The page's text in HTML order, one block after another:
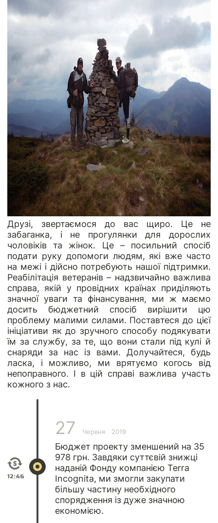
Друзі, звертаємося до вас щиро. Це не
забаганка, і не прогулянки для дорослих
чоловіків та жінок. Це – посильний спосіб
подати руку допомоги людям, які вже часто
на межі і дійсно потребують нашої підтримки.
Реабілітація ветеранів – надзвичайно важлива
справа, якій у провідних країнах приділяють
значної уваги та фінансування, ми ж маємо
досить бюджетний спосіб вирішити цю
проблему малими силами. Поставтеся до цієї
ініціативи як до зручного способу подякувати
їм за службу, за те, що вони стали під кулі й
снаряди за нас із вами. Долучайтеся, будь
ласка, і можливо, ми врятуємо когось від
непоправного. І в цій справі важлива участь
кожного з нас.
12:46
27 Червня 2019
Бюджет проекту зменшений на 35
978 грн. Завдяки суттєвій знижці
наданій Фонду компанією Terra
Incognita, ми змогли закупати
більшу частину необхідного
спорядження із дуже значною
економією.